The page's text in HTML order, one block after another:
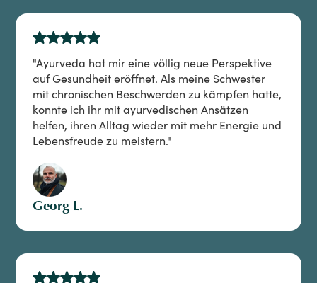
"Ayurveda hat mir eine völlig neue Perspektive
auf Gesundheit eröffnet. Als meine Schwester
mit chronischen Beschwerden zu kämpfen hatte,
konnte ich ihr mit ayurvedischen Ansätzen
helfen, ihren Alltag wieder mit mehr Energie und
Lebensfreude zu meistern."
Georg L.